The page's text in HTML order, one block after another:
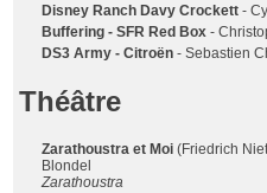
Disney Ranch Davy Crockett -
Buffering - SFR Red Box -
DS3 Army - Citroën - Sebastien
Théâtre
Zarathoustra et Moi (Friedrich
Blondel
Zarathoustra